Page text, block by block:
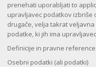
prenehati uporabljati to
upravljavec podatkov izbriše
drugače, velja takrat
podatke, ki jih ima
Definicije in pravne reference
Osebni podatki (ali podatki)